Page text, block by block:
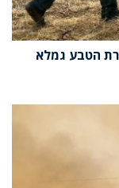
הטבע גמלא